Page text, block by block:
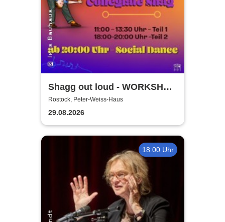
Shagg out loud - WORKSHOP
+ Social Dance | Peter Weiss
Haus Rostock
Rostock, Peter-Weiss-Haus
29.08.2026
18:00 Uhr